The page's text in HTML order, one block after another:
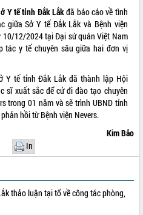
Y tế tỉnh Đắk Lắkđã báo cáo về tình
giữa Sở Y tế Đắk Lắk và Bệnh viện
10/12/2024 tại Đại sứ quán Việt Nam
tác y tế chuyên sâu giữa hai đơn vị
Y tế tỉnh Đắk Lắk đã thành lập Hội
sĩ xuất sắc để cử đi đào tạo chuyên
trong 01 năm và sẽ trình UBND tỉnh
hồi từ Bệnh viện Nevers.
Kim Bảo
In
thảo luận tại tổ về công tác phòng,